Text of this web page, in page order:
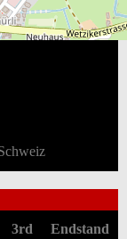
3rd Endstand